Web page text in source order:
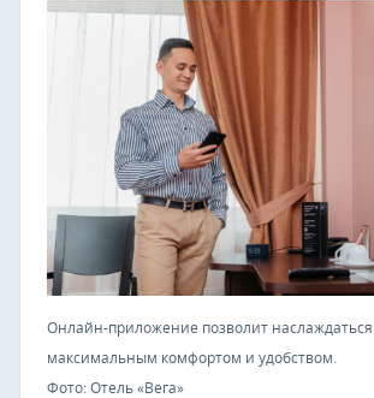
Онлайн-приложение позволит
максимальным комфортом и удобством.
Фото: Отель «Вега»